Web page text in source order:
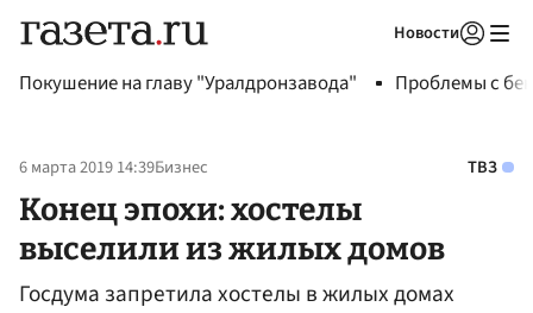
Новости
Покушение на главу "Уралдронзавода" Проблемы с
6 марта 2019 14:39Бизнес ТВЗ
Конец эпохи: хостелы
выселили из жилых домов
Госдума запретила хостелы в жилых домах